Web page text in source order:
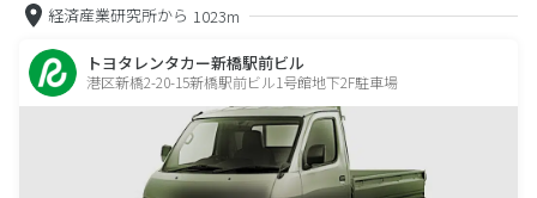
経済産業研究所から 1023m
トヨタレンタカー新橋駅前ビル
港区新橋2-20-15新橋駅前ビル1号館地下2F駐車場